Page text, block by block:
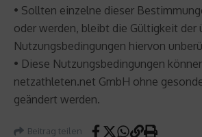
• Sollten einzelne dieser
oder werden, bleibt die Gültigkeit der
Nutzungsbedingungen hiervon
• Diese Nutzungsbedingungen
netzathleten.net GmbH ohne
geändert werden.
Beitrag teilen